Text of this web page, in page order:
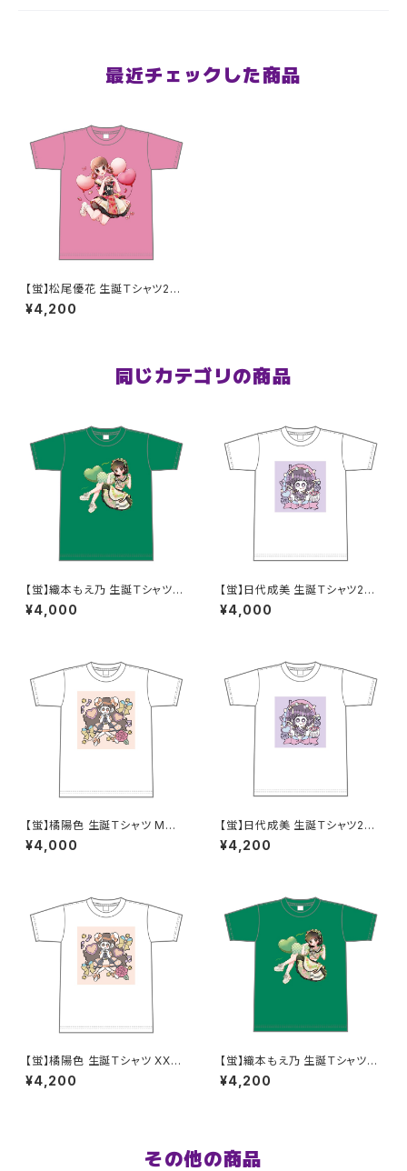
最近チェックした商品
【蛍】松尾優花 生誕Ｔシャツ202
5 XXL〜XXXLサイズ
¥4,200
同じカテゴリの商品
【蛍】織本もえ乃 生誕Ｔシャツ2
025 M〜XLサイズ
¥4,000
【蛍】日代成美 生誕Ｔシャツ202
5 M〜XLサイズ
¥4,000
【蛍】橘陽色 生誕Ｔシャツ M〜X
Lサイズ
¥4,000
【蛍】日代成美 生誕Ｔシャツ202
5 XXL〜XXXLサイズ
¥4,200
【蛍】橘陽色 生誕Ｔシャツ XX
L〜XXXLサイズ
¥4,200
【蛍】織本もえ乃 生誕Ｔシャツ2
025 XXL〜XXXLサイズ
¥4,200
その他の商品